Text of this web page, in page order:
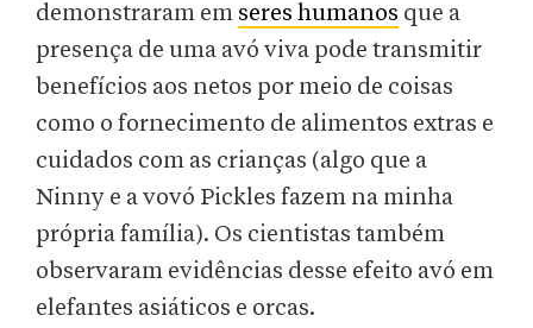
demonstraram em seres humanos que a
presença de uma avó viva pode transmitir
benefícios aos netos por meio de coisas
como o fornecimento de alimentos extras e
cuidados com as crianças (algo que a
Ninny e a vovó Pickles fazem na minha
própria família). Os cientistas também
observaram evidências desse efeito avó em
elefantes asiáticos e orcas.